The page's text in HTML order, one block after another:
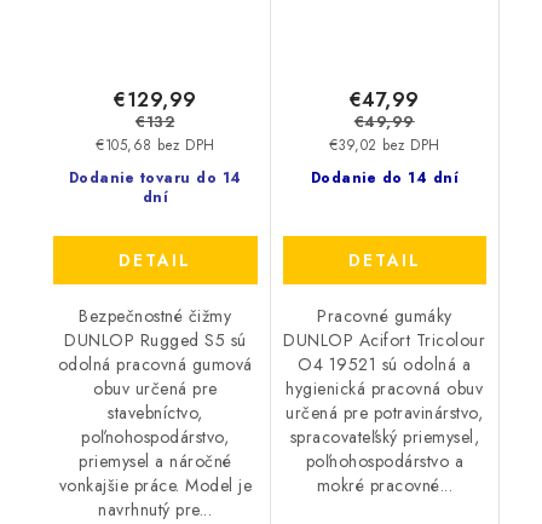
Dodanie tovaru do 14
dní
€105,68 bez DPH
€129,99
€132
DETAIL
Bezpečnostné čižmy
DUNLOP Rugged S5 sú
odolná pracovná gumová
obuv určená pre
stavebníctvo,
poľnohospodárstvo,
priemysel a náročné
vonkajšie práce. Model je
navrhnutý pre...
Dodanie do 14 dní
€39,02 bez DPH
€47,99
€49,99
DETAIL
Pracovné gumáky
DUNLOP Acifort Tricolour
O4 19521 sú odolná a
hygienická pracovná obuv
určená pre potravinárstvo,
spracovateľský priemysel,
poľnohospodárstvo a
mokré pracovné...